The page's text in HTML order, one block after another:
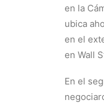
en la
ubica
en el
en Wall
En el